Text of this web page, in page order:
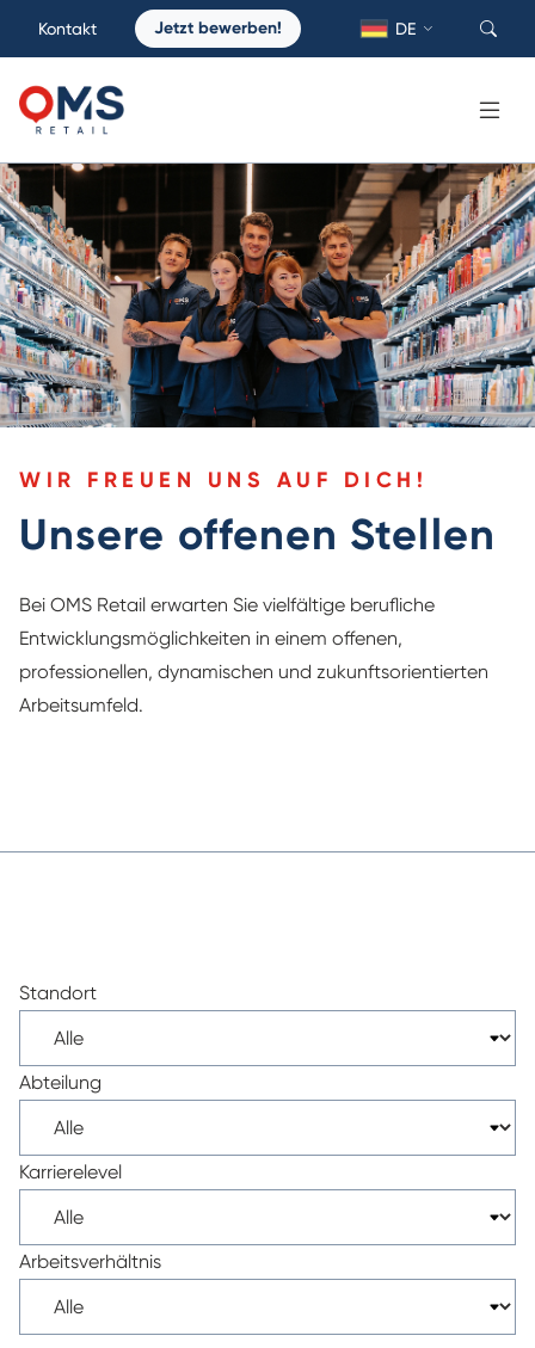
Kontakt Jetzt bewerben! DE
WIR FREUEN UNS AUF DICH!
Unsere offenen Stellen
Bei OMS Retail erwarten Sie vielfältige berufliche
Entwicklungsmöglichkeiten in einem offenen,
professionellen, dynamischen und zukunftsorientierten
Arbeitsumfeld.
Standort
Abteilung
Karrierelevel
Arbeitsverhältnis